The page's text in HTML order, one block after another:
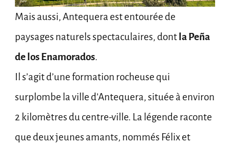
Mais aussi, Antequera est entourée de
paysages naturels spectaculaires, dontla Peña
de los Enamorados.
Il s’agit d’une formation rocheuse qui
surplombe la ville d’Antequera, située à environ
2 kilomètres du centre-ville. La légende raconte
que deux jeunes amants, nommés Félix et